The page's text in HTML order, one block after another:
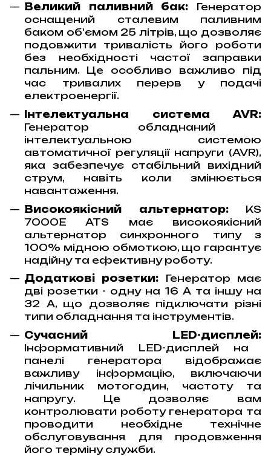
Великий паливний бак: Генератор
оснащений сталевим паливним
баком об'ємом 25 літрів, що дозволяє
подовжити тривалість його роботи
без необхідності частої заправки
пальним. Це особливо важливо під
час тривалих перерв у подачі
електроенергії.
Інтелектуальна система AVR:
Генератор обладнаний
інтелектуальною системою
автоматичної регуляції напруги (AVR),
яка забезпечує стабільний вихідний
струм, навіть коли змінюється
навантаження.
Високоякісний альтернатор:KS
7000E ATS має високоякісний
альтернатор синхронного типу з
100% мідною обмоткою, що гарантує
надійну та ефективну роботу.
Додаткові розетки: Генератор має
дві розетки - одну на 16 А та іншу на
32 А, що дозволяє підключати різні
типи обладнання та інструментів.
Сучасний LED-дисплей:
Інформативний LED-дисплей на
панелі генератора відображає
важливу інформацію, включаючи
лічильник мотогодин, частоту та
напругу. Це дозволяє вам
контролювати роботу генератора та
проводити необхідне технічне
обслуговування для продовження
його терміну служби.